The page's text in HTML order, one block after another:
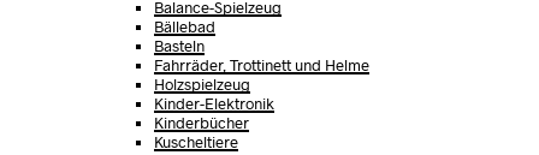
Balance-Spielzeug
Bällebad
Basteln
Fahrräder, Trottinett und Helme
Holzspielzeug
Kinder-Elektronik
Kinderbücher
Kuscheltiere